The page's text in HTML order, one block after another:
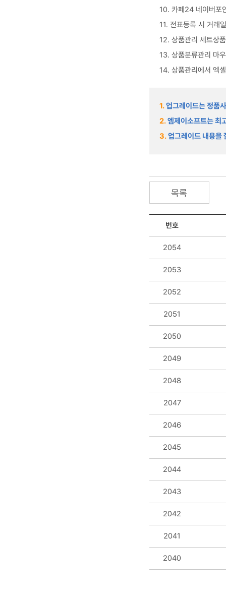
10. 카페24 네이버포
11. 전표등록 시 거래
12. 상품관리 세트상
13. 상품분류관리 마
14. 상품관리에서 엑
1.업그레이드는 정품
2.엠제이소프트는 최
3.업그레이드 내용을
목록
번호
2054
2053
2052
2051
2050
2049
2048
2047
2046
2045
2044
2043
2042
2041
2040